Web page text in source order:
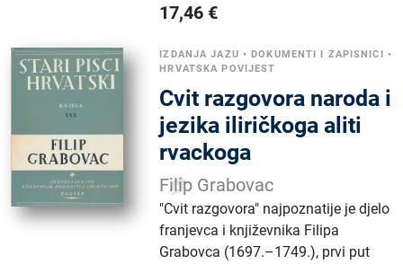
17,46 €
IZDANJA JAZU •DOKUMENTI I ZAPISNICI •
HRVATSKA POVIJEST
Cvit razgovora naroda i
jezika iliričkoga aliti
rvackoga
Filip Grabovac
"Cvit razgovora" najpoznatije je djelo
franjevca i književnika Filipa
Grabovca (1697.–1749.), prvi put